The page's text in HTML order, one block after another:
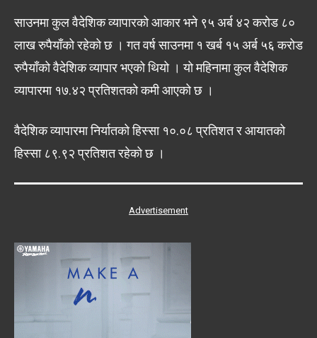
साउनमा कुल वैदेशिक व्यापारको आकार भने ९५ अर्ब ४२ करोड ८०
लाख रुपैयाँको रहेको छ । गत वर्ष साउनमा १ खर्ब १५ अर्ब ५६ करोड
रुपैयाँको वैदेशिक व्यापार भएको थियो । यो महिनामा कुल वैदेशिक
व्यापारमा १७.४२ प्रतिशतको कमी आएको छ ।
वैदेशिक व्यापारमा निर्यातको हिस्सा १०.०८ प्रतिशत र आयातको
हिस्सा ८९.९२ प्रतिशत रहेको छ ।
Advertisement